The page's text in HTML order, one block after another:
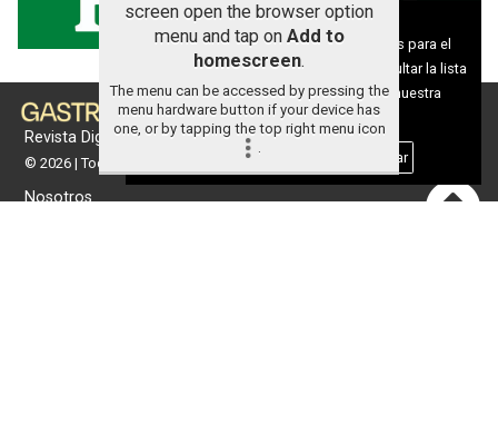
Revista Digital de gastronomía
© 2026 | Todos los derechos reservados
Nosotros
screen open the browser option
menu and tap on Add to
homescreen.
The menu can be accessed by pressing the
menu hardware button if your device has
one, or by tapping the top right menu icon
.
Aviso sobre el Uso de cookies:
Utilizamos cookies nuestras y de terceros para el
funcionamiento del digital. Puedes consultar la lista
de cookies y como desconectarlas. Ver nuestra
Política de Privacidad y Cookies
Aceptar Cookies Personalizar